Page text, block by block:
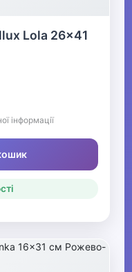
Lola 26x41
інформації